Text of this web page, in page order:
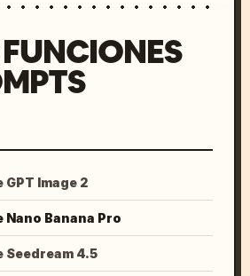
Image 2
Banana Pro
4.5